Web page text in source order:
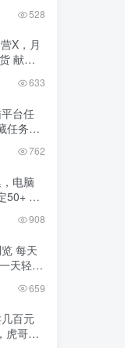
直播，
纯利
人已阅读
人已阅读
528
X，月
献给
633
台任
任务自
762
电脑
50+ 可
908
每天
天轻松
659
百元
虎哥这